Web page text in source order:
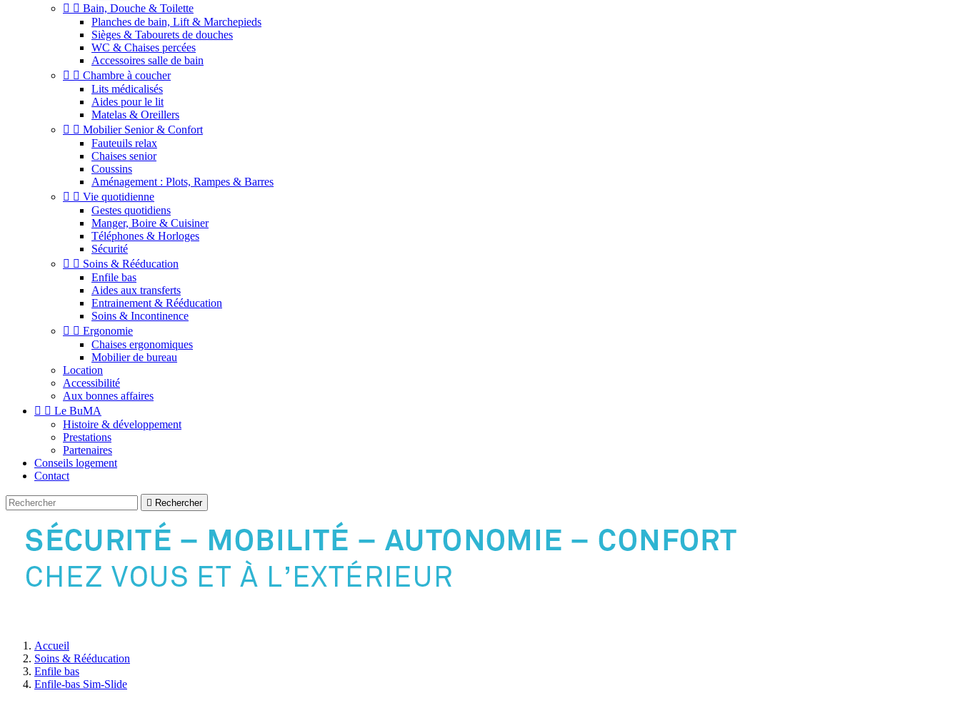
  Bain, Douche & Toilette
Planches de bain, Lift & Marchepieds
Sièges & Tabourets de douches
WC & Chaises percées
Accessoires salle de bain
  Chambre à coucher
Lits médicalisés
Aides pour le lit
Matelas & Oreillers
  Mobilier Senior & Confort
Fauteuils relax
Chaises senior
Coussins
Aménagement : Plots, Rampes & Barres
  Vie quotidienne
Gestes quotidiens
Manger, Boire & Cuisiner
Téléphones & Horloges
Sécurité
  Soins & Rééducation
Enfile bas
Aides aux transferts
Entrainement & Rééducation
Soins & Incontinence
  Ergonomie
Chaises ergonomiques
Mobilier de bureau
Location
Accessibilité
Aux bonnes affaires
  Le BuMA
Histoire & développement
Prestations
Partenaires
Conseils logement
Contact
 Rechercher
Accueil
Soins & Rééducation
Enfile bas
Enfile-bas Sim-Slide